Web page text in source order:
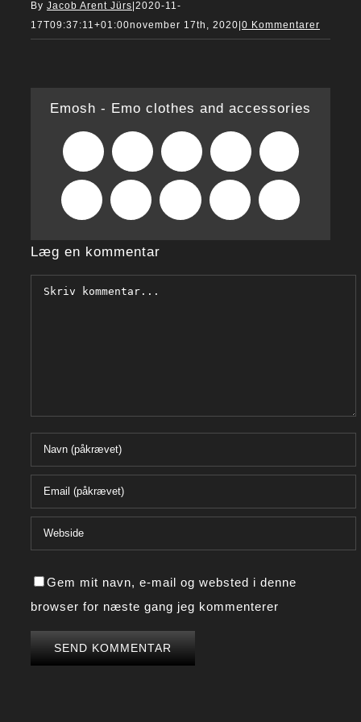
By Jacob Arent Jürs 2020-11-
17T09:37:11+01:00november 17th, 2020 0 Kommentarer
Emosh - Emo clothes and accessories
Facebook Reddit LinkedIn WhatsApp
Tumblr Pinterest Xing
mail
Læg en kommentar
Comment
Gem mit navn, e-mail og websted i denne
browser for næste gang jeg kommenterer